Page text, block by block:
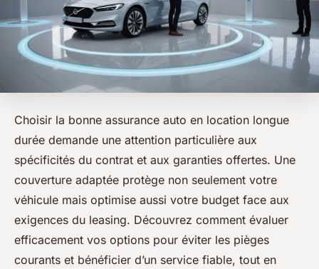
Choisir la bonne assurance auto en location longue
durée demande une attention particulière aux
spécificités du contrat et aux garanties offertes. Une
couverture adaptée protège non seulement votre
véhicule mais optimise aussi votre budget face aux
exigences du leasing. Découvrez comment évaluer
efficacement vos options pour éviter les pièges
courants et bénéficier d’un service fiable, tout en